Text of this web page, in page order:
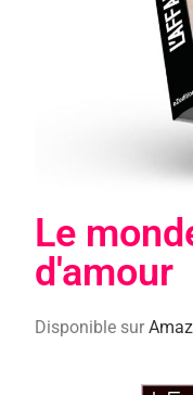
Le
d'amour
Disponible sur